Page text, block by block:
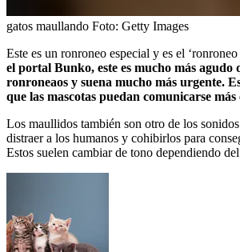
gatos maullando Foto: Getty Images
Este es un ronroneo especial y es el
el portal Bunko, este es mucho más agudo
ronroneaos y suena mucho más urgente.
que las mascotas puedan comunicarse
Los maullidos también son otro de los
distraer a los humanos y cohibirlos para
Estos suelen cambiar de tono dependiendo